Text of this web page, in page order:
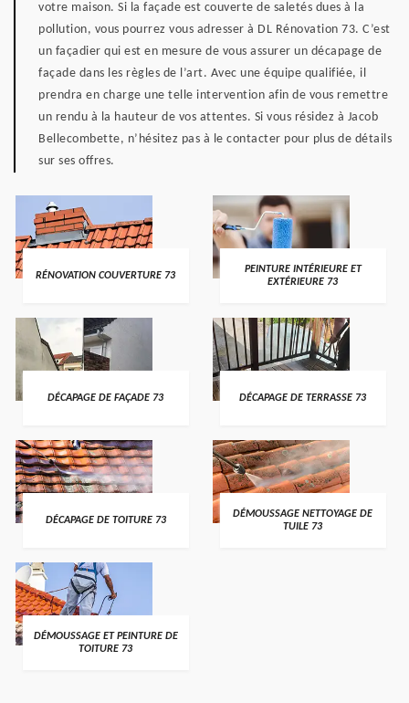
votre maison. Si la façade est couverte de saletés dues à la
pollution, vous pourrez vous adresser à DL Rénovation 73. C’est
un façadier qui est en mesure de vous assurer un décapage de
façade dans les règles de l’art. Avec une équipe qualifiée, il
prendra en charge une telle intervention afin de vous remettre
un rendu à la hauteur de vos attentes. Si vous résidez à Jacob
Bellecombette, n’hésitez pas à le contacter pour plus de détails
sur ses offres.
RÉNOVATION COUVERTURE 73
PEINTURE INTÉRIEURE ET
EXTÉRIEURE 73
DÉCAPAGE DE FAÇADE 73 DÉCAPAGE DE TERRASSE 73
DÉCAPAGE DE TOITURE 73
DÉMOUSSAGE NETTOYAGE DE
TUILE 73
DÉMOUSSAGE ET PEINTURE DE
TOITURE 73